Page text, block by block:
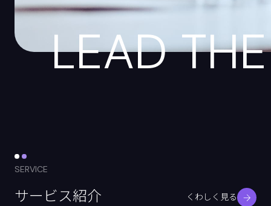
LEAD
SERVICE
サービス紹介 くわしく見る